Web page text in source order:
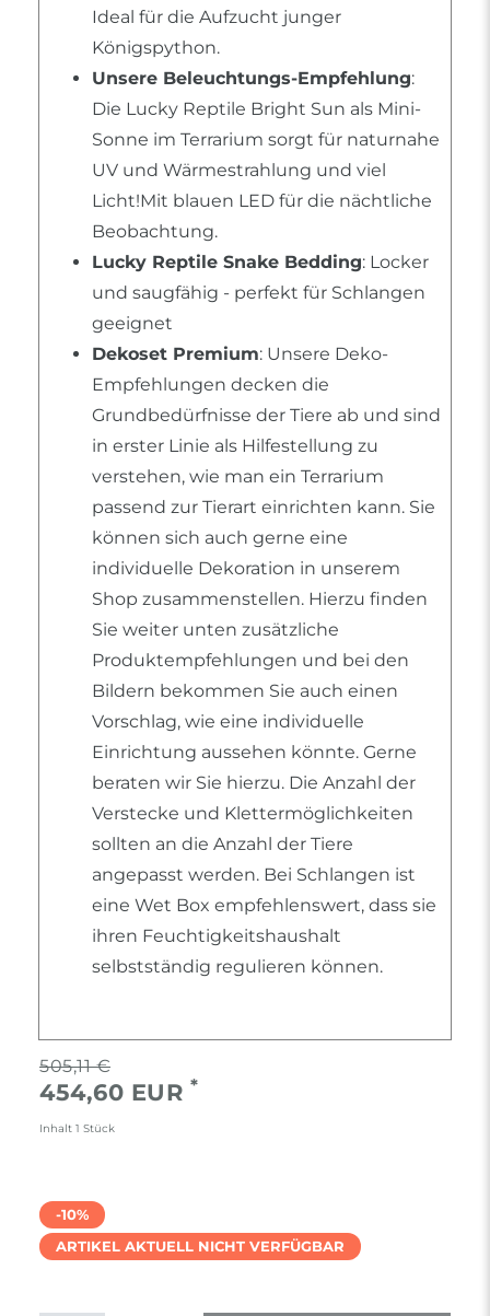
Ideal für die Aufzucht junger
Königspython.
Unsere Beleuchtungs-Empfehlung:
Die Lucky Reptile Bright Sun als Mini-
Sonne im Terrarium sorgt für naturnahe
UV und Wärmestrahlung und viel
Licht!Mit blauen LED für die nächtliche
Beobachtung.
Lucky Reptile Snake Bedding: Locker
und saugfähig - perfekt für Schlangen
geeignet
Dekoset Premium: Unsere Deko-
Empfehlungen decken die
Grundbedürfnisse der Tiere ab und sind
in erster Linie als Hilfestellung zu
verstehen, wie man ein Terrarium
passend zur Tierart einrichten kann. Sie
können sich auch gerne eine
individuelle Dekoration in unserem
Shop zusammenstellen. Hierzu finden
Sie weiter unten zusätzliche
Produktempfehlungen und bei den
Bildern bekommen Sie auch einen
Vorschlag, wie eine individuelle
Einrichtung aussehen könnte. Gerne
beraten wir Sie hierzu. Die Anzahl der
Verstecke und Klettermöglichkeiten
sollten an die Anzahl der Tiere
angepasst werden. Bei Schlangen ist
eine Wet Box empfehlenswert, dass sie
ihren Feuchtigkeitshaushalt
selbstständig regulieren können.
505,11 €
454,60 EUR *
Inhalt 1 Stück
-10%
ARTIKEL AKTUELL NICHT VERFÜGBAR